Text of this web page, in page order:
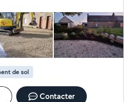
de sol
Contacter